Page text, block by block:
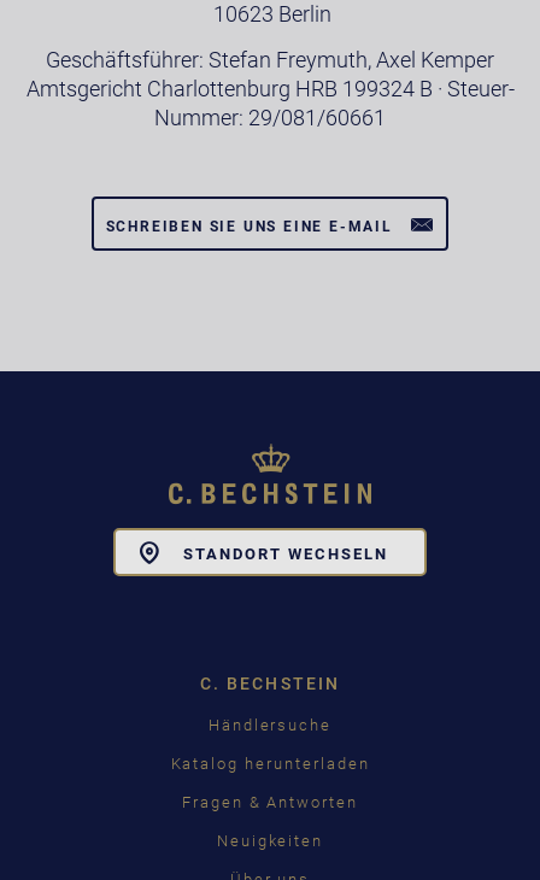
10623 Berlin
Geschäftsführer: Stefan Freymuth, Axel Kemper
Amtsgericht Charlottenburg HRB 199324 B · Steuer-
Nummer: 29/081/60661
SCHREIBEN SIE UNS EINE E-MAIL
STANDORT WECHSELN
C. BECHSTEIN
Händlersuche
Katalog herunterladen
Fragen & Antworten
Neuigkeiten